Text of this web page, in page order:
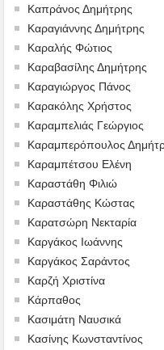
Καπράνος Δημήτρης
Καραγιάννης Δημήτρης
Καραλής Φώτιος
Καραβασίλης Δημήτρης
Καραγιώργος Πάνος
Καρακόλης Χρήστος
Καραμπελιάς Γεώργιος
Καραμπερόπουλος
Καραμπέτσου Ελένη
Καραστάθη Φιλιώ
Καραστάθης Κώστας
Καρατσώρη Νεκταρία
Καργάκος Ιωάννης
Καργάκος Σαράντος
Καρζή Χριστίνα
Κάρπαθος
Κασιμάτη Ναυσικά
Κασίνης Κωνσταντίνος